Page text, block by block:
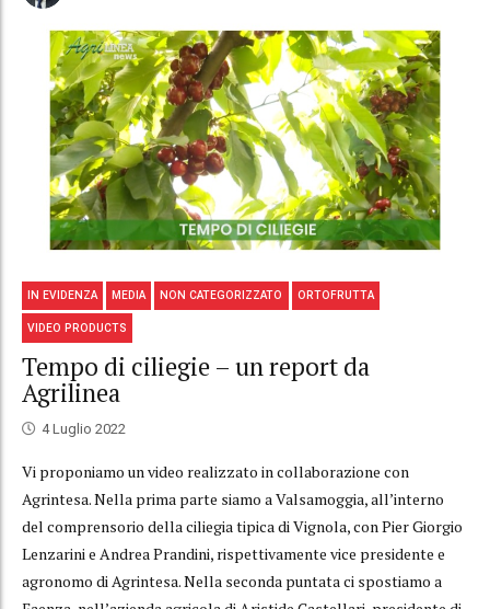
IN EVIDENZA MEDIA NON CATEGORIZZATO ORTOFRUTTA
VIDEO PRODUCTS
Tempo di ciliegie – un report da
Agrilinea
4 Luglio 2022
Vi proponiamo un video realizzato in collaborazione con
Agrintesa. Nella prima parte siamo a Valsamoggia, all’interno
del comprensorio della ciliegia tipica di Vignola, con Pier Giorgio
Lenzarini e Andrea Prandini, rispettivamente vice presidente e
agronomo di Agrintesa. Nella seconda puntata ci spostiamo a